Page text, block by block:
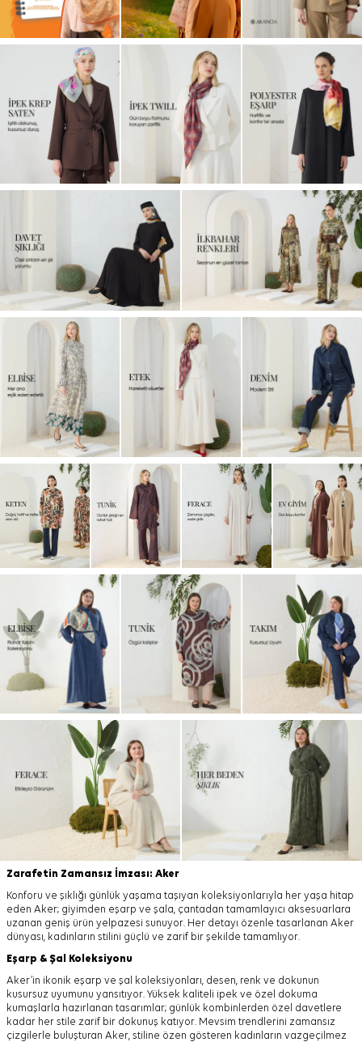
Zarafetin Zamansız İmzası: Aker
Konforu ve şıklığı günlük yaşama taşıyan koleksiyonlarıyla her yaşa hitap
eden Aker; giyimden eşarp ve şala, çantadan tamamlayıcı aksesuarlara
uzanan geniş ürün yelpazesi sunuyor. Her detayı özenle tasarlanan Aker
dünyası, kadınların stilini güçlü ve zarif bir şekilde tamamlıyor.
Eşarp & Şal Koleksiyonu
Aker’in ikonik eşarp ve şal koleksiyonları, desen, renk ve dokunun
kusursuz uyumunu yansıtıyor. Yüksek kaliteli ipek ve özel dokuma
kumaşlarla hazırlanan tasarımlar; günlük kombinlerden özel davetlere
kadar her stile zarif bir dokunuş katıyor. Mevsim trendlerini zamansız
çizgilerle buluşturan Aker, stiline özen gösteren kadınların vazgeçilmez